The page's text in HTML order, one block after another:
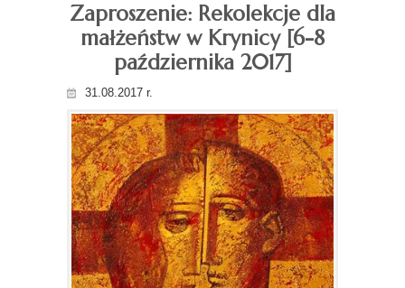
Zaproszenie: Rekolekcje dla
małżeństw w Krynicy [6-8
października 2017]
31.08.2017 r.